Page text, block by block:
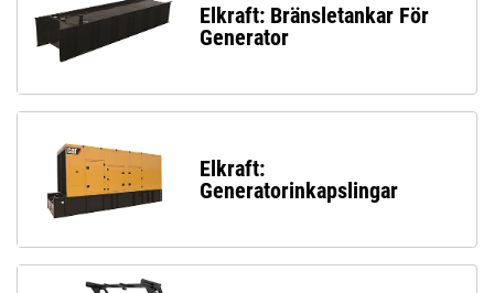
Elkraft: Bränsletankar För
Generator
Elkraft:
Generatorinkapslingar